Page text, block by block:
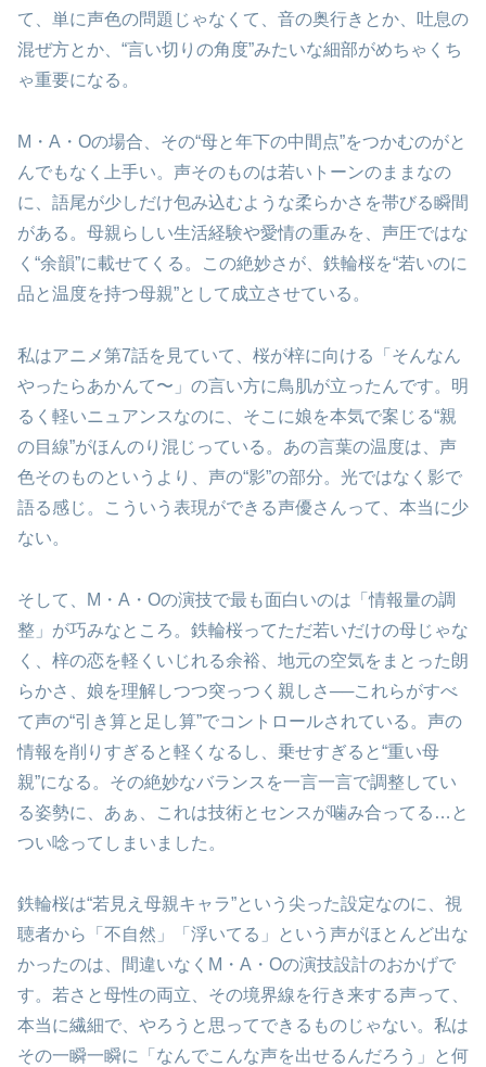
て、単に声色の問題じゃなくて、音の奥行きとか、吐息の
混ぜ方とか、“言い切りの角度”みたいな細部がめちゃくち
ゃ重要になる。
M・A・Oの場合、その“母と年下の中間点”をつかむのがと
んでもなく上手い。声そのものは若いトーンのままなの
に、語尾が少しだけ包み込むような柔らかさを帯びる瞬間
がある。母親らしい生活経験や愛情の重みを、声圧ではな
く“余韻”に載せてくる。この絶妙さが、鉄輪桜を“若いのに
品と温度を持つ母親”として成立させている。
私はアニメ第7話を見ていて、桜が梓に向ける「そんなん
やったらあかんて〜」の言い方に鳥肌が立ったんです。明
るく軽いニュアンスなのに、そこに娘を本気で案じる“親
の目線”がほんのり混じっている。あの言葉の温度は、声
色そのものというより、声の“影”の部分。光ではなく影で
語る感じ。こういう表現ができる声優さんって、本当に少
ない。
そして、M・A・Oの演技で最も面白いのは「情報量の調
整」が巧みなところ。鉄輪桜ってただ若いだけの母じゃな
く、梓の恋を軽くいじれる余裕、地元の空気をまとった朗
らかさ、娘を理解しつつ突っつく親しさ──これらがすべ
て声の“引き算と足し算”でコントロールされている。声の
情報を削りすぎると軽くなるし、乗せすぎると“重い母
親”になる。その絶妙なバランスを一言一言で調整してい
る姿勢に、あぁ、これは技術とセンスが噛み合ってる…と
つい唸ってしまいました。
鉄輪桜は“若見え母親キャラ”という尖った設定なのに、視
聴者から「不自然」「浮いてる」という声がほとんど出な
かったのは、間違いなくM・A・Oの演技設計のおかげで
す。若さと母性の両立、その境界線を行き来する声って、
本当に繊細で、やろうと思ってできるものじゃない。私は
その一瞬一瞬に「なんでこんな声を出せるんだろう」と何